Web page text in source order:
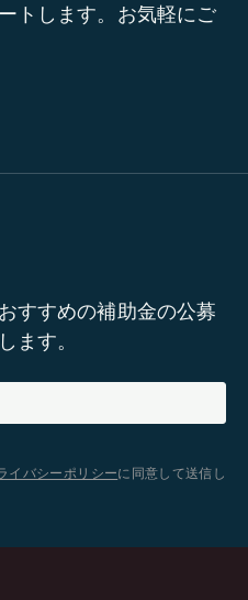
トします。お気軽にご
すすめの補助金の公募
ます。
イバシーポリシーに同意して送信し